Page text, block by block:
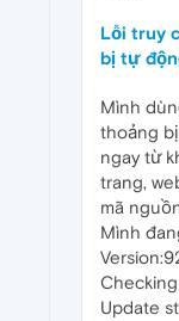
Lỗi truy
bị tự
Mình
thoảng
ngay từ
trang,
mã
Mình
Update